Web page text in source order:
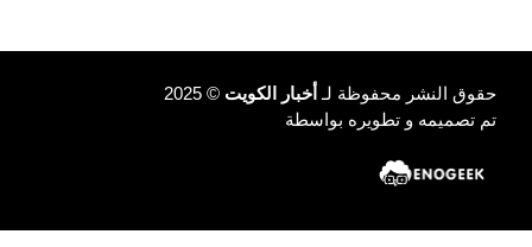
حقوق النشر محفوظة لـ أخبار الكويت © 2025
تم تصميمه و تطويره بواسطة